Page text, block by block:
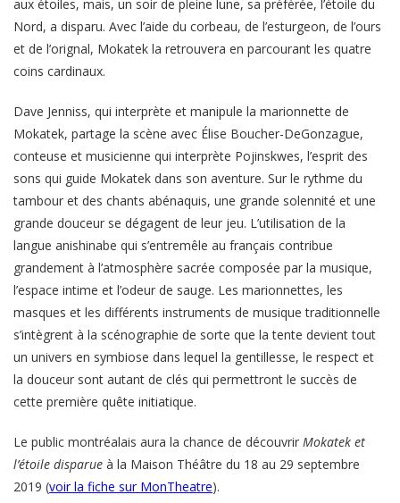
aux étoiles, mais, un soir de pleine lune, sa préférée, l’étoile du
Nord, a disparu. Avec l’aide du corbeau, de l’esturgeon, de l’ours
et de l’orignal, Mokatek la retrouvera en parcourant les quatre
coins cardinaux.
Dave Jenniss, qui interprète et manipule la marionnette de
Mokatek, partage la scène avec Élise Boucher-DeGonzague,
conteuse et musicienne qui interprète Pojinskwes, l’esprit des
sons qui guide Mokatek dans son aventure. Sur le rythme du
tambour et des chants abénaquis, une grande solennité et une
grande douceur se dégagent de leur jeu. L’utilisation de la
langue anishinabe qui s’entremêle au français contribue
grandement à l’atmosphère sacrée composée par la musique,
l’espace intime et l’odeur de sauge. Les marionnettes, les
masques et les différents instruments de musique traditionnelle
s’intègrent à la scénographie de sorte que la tente devient tout
un univers en symbiose dans lequel la gentillesse, le respect et
la douceur sont autant de clés qui permettront le succès de
cette première quête initiatique.
Le public montréalais aura la chance de découvrir Mokatek et
l’étoile disparue à la Maison Théâtre du 18 au 29 septembre
2019 (voir la fiche sur MonTheatre).